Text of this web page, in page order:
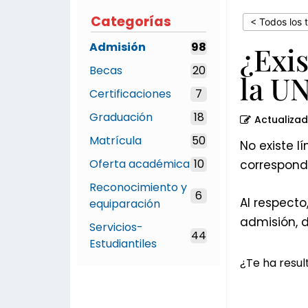
Categorías
Admisión
98
Becas
20
Certificaciones
7
Graduación
18
Matrícula
50
Oferta académica 10
Reconocimiento y
equiparación
6
Servicios-
Estudiantiles
44
< Todos los
la
No existe
Al
admisión,
¿Te ha